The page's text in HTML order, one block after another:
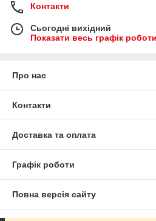
Контакти
Сьогодні вихідний
Показати весь графік роботи
Про нас
Контакти
Доставка та оплата
Графік роботи
Повна версія сайту